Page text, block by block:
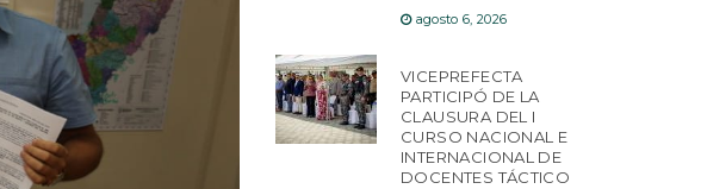
agosto 6, 2026
VICEPREFECTA
PARTICIPÓ DE LA
CLAUSURA DEL I
CURSO NACIONAL E
INTERNACIONAL DE
DOCENTES TÁCTICO